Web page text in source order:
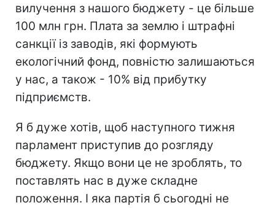
вилучення з нашого бюджету - це більше
100 млн грн. Плата за землю і штрафні
санкції із заводів, які формують
екологічний фонд, повністю залишаються
у нас, а також - 10% від прибутку
підприємств.
Я б дуже хотів, щоб наступного тижня
парламент приступив до розгляду
бюджету. Якщо вони це не зроблять, то
поставлять нас в дуже складне
положення. І яка партія б сьогодні не